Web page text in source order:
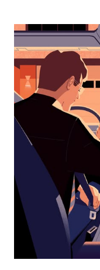
kalendář
vybrat
datum.
Stisknutím
klávesy
Esc
zavřeš
kalendář.